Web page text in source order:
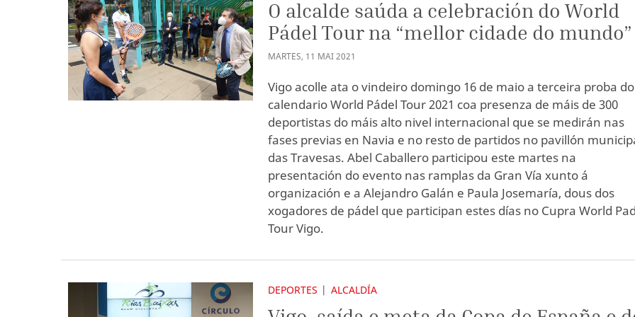
O alcalde saúda a celebración do World
Pádel Tour na “mellor cidade do mundo”
MARTES, 11 MAI2021
Vigo acolle ata o vindeiro domingo 16 de maio a terceira proba do
calendario World Pádel Tour 2021 coa presenza de máis de 300
deportistas do máis alto nivel internacional que se medirán nas
fases previas en Navia e no resto de partidos no pavillón
das Travesas. Abel Caballero participou este martes na
presentación do evento nas ramplas da Gran Vía xunto á
organización e a Alejandro Galán e Paula Josemaría, dous dos
xogadores de pádel que participan estes días no Cupra World
Tour Vigo.
DEPORTES ALCALDÍA